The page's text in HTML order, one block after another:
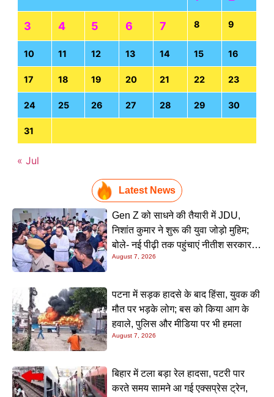
3 4 5 6 7 8 9
10 11 12 13 14 15 16
17 18 19 20 21 22 23
24 25 26 27 28 29 30
31
« Jul
Latest News
Gen Z को साधने की तैयारी में JDU,
निशांत कुमार ने शुरू की युवा जोड़ो मुहिम;
बोले- नई पीढ़ी तक पहुंचाएं नीतीश सरकार के
20 सालों के काम
August 7, 2026
पटना में सड़क हादसे के बाद हिंसा, युवक की
मौत पर भड़के लोग; बस को किया आग के
हवाले, पुलिस और मीडिया पर भी हमला
August 7, 2026
बिहार में टला बड़ा रेल हादसा, पटरी पार
करते समय सामने आ गई एक्सप्रेस ट्रेन,